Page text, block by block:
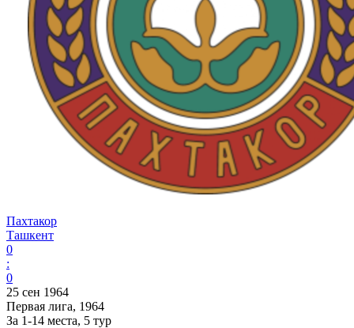
Пахтакор
Ташкент
0
:
0
25 сен 1964
Первая лига, 1964
За 1-14 места, 5 тур